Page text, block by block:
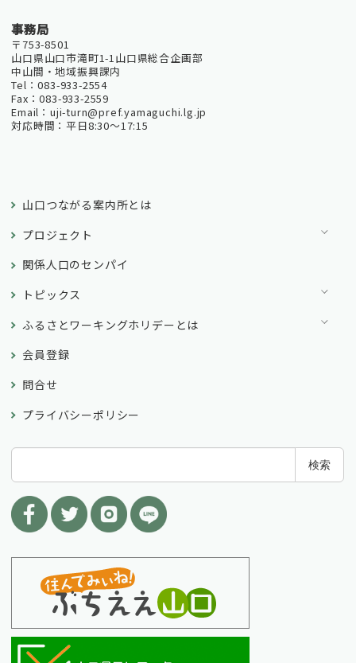
事務局
〒753-8501
山口県山口市滝町1-1山口県総合企画部
中山間・地域振興課内
Tel：083-933-2554
Fax：083-933-2559
Email：uji-turn@pref.yamaguchi.lg.jp
対応時間：平日8:30～17:15
山口つながる案内所とは
プロジェクト
関係人口のセンパイ
トピックス
ふるさとワーキングホリデーとは
会員登録
問合せ
プライバシーポリシー
索
検索